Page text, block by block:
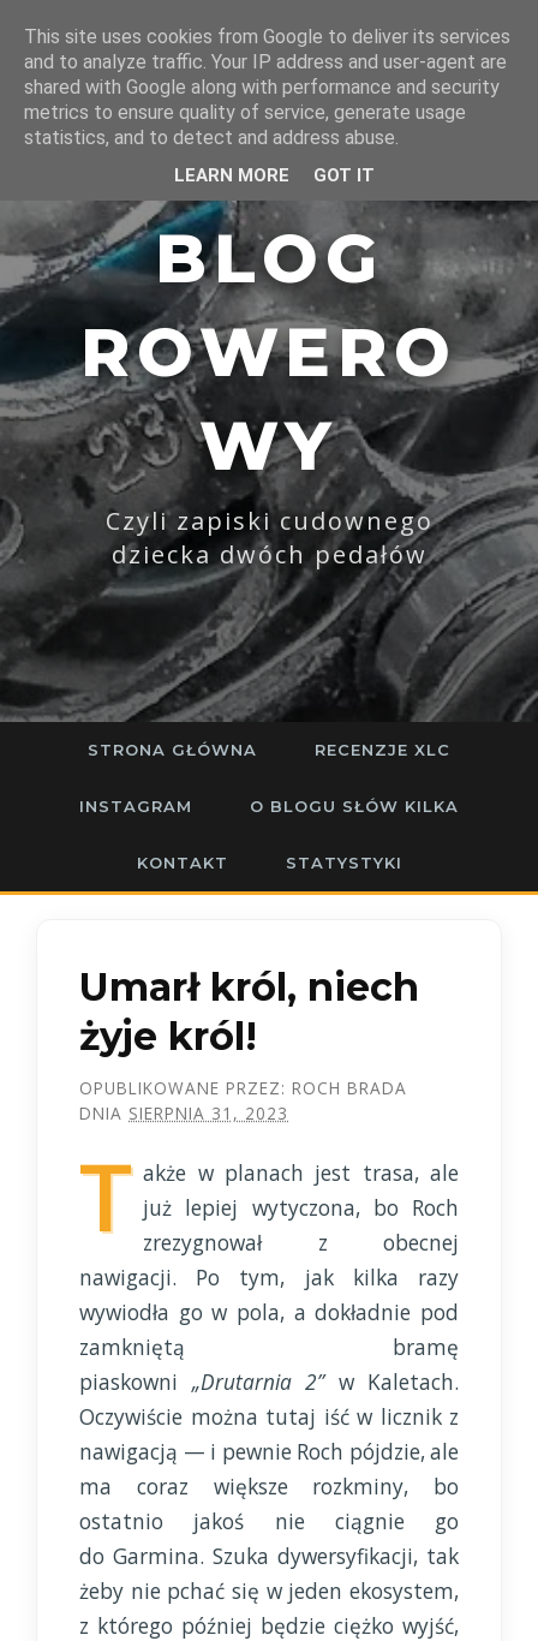
BLOG
ROWERO
WY
Czyli zapiski cudownego
dziecka dwóch pedałów
STRONA GŁÓWNA RECENZJE XLC
INSTAGRAM O BLOGU SŁÓW KILKA
KONTAKT STATYSTYKI
Umarł król, niech
żyje król!
OPUBLIKOWANE PRZEZ: ROCH BRADA
DNIA SIERPNIA 31, 2023
T akże w planach jest trasa, ale
już lepiej wytyczona, bo Roch
zrezygnował z obecnej
nawigacji. Po tym, jak kilka razy
wywiodła go w pola, a dokładnie pod
zamkniętą bramę
piaskowni „Drutarnia 2”w Kaletach.
Oczywiście można tutaj iść w licznik z
nawigacją — i pewnie Roch pójdzie, ale
ma coraz większe rozkminy, bo
ostatnio jakoś nie ciągnie go
do Garmina. Szuka dywersyfikacji, tak
żeby nie pchać się w jeden ekosystem,
z którego później będzie ciężko wyjść,
This site uses cookies from Google to deliver its services
and to analyze traffic. Your IP address and user-agent are
shared with Google along with performance and security
metrics to ensure quality of service, generate usage
statistics, and to detect and address abuse.
LEARN MORE GOT IT